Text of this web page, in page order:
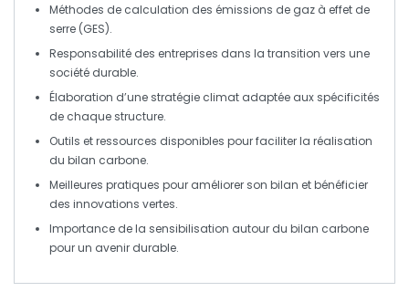
Méthodes de calculation des émissions de gaz à effet de
serre (GES).
Responsabilité des entreprises dans la transition vers une
société durable.
Élaboration d’une stratégie climat adaptée aux spécificités
de chaque structure.
Outils etressources disponibles pour faciliter la réalisation
du bilan carbone.
Meilleures pratiques pour améliorer son bilan et bénéficier
des innovations vertes.
Importance de la sensibilisation autour du bilan carbone
pour un avenir durable.